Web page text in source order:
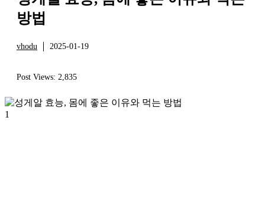
방법
vhodu 2025-01-19
Post Views: 2,835